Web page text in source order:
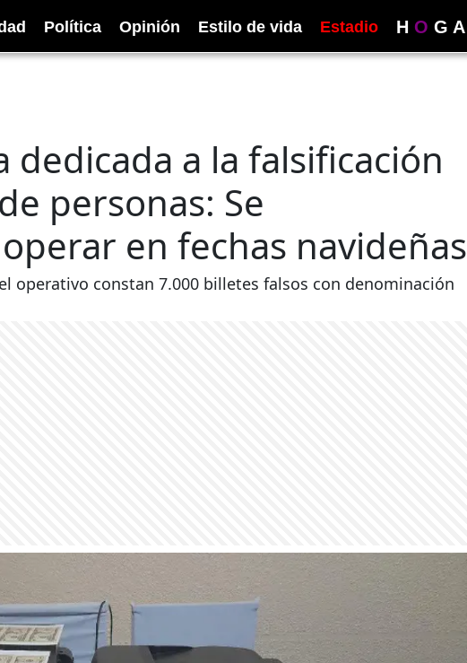
Política Opinión Estilo de vida Estadio H O G A
dedicada a la falsificación
personas: Se
en fechas navideñas
operativo constan 7.000 billetes falsos con denominación